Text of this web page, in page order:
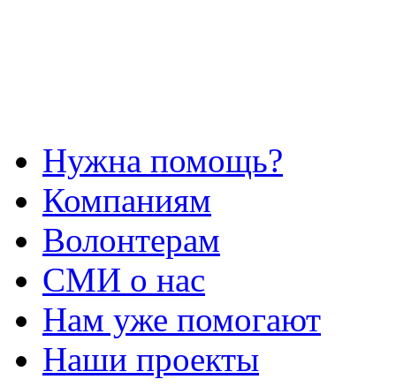
Нужна помощь?
Компаниям
Волонтерам
СМИ о нас
Нам уже помогают
Наши проекты